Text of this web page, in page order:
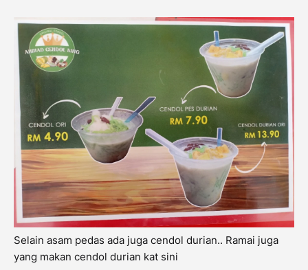
Selain asam pedas ada juga cendol durian.. Ramai juga
yang makan cendol durian kat sini